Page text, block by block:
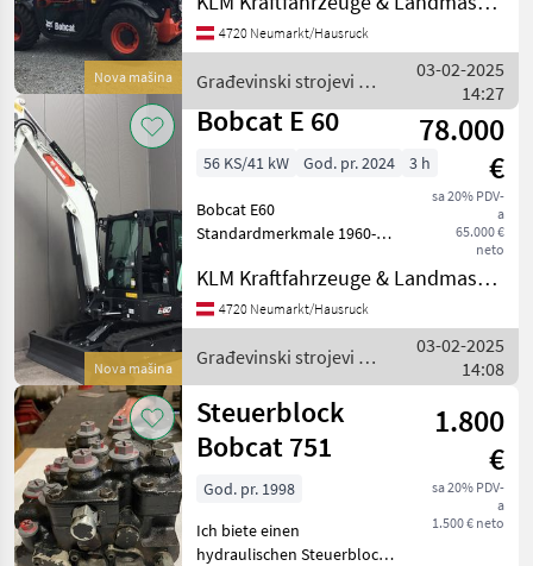
Nova mašina
Reifen – 400/55-17, 5" 149A8
A328 (HOHE
4720 Neumarkt/Hausruck
Građevinski strojevi /
Bobcat
03-02-2025
14:27
Nova mašina
Bobcat E 60
78.000
€
sa 20% PDV-
a
65.000 €
neto
56 KS/41 kW God. pr. 2024 3 h
Bobcat E60
Standardmerkmale 1960-
Gummiraupen 5-Zoll-
Display Automatische
Drehzahlregelung
Verstellbare doppelt
KLM Kraftfahrzeuge & Landmaschinen GmbH
4720 Neumarkt/Hausruck
Građevinski strojevi /
Bobcat
03-02-2025
14:08
Steuerblock
Bobcat 751
1.800
€
sa 20% PDV-
a
1.500 € neto
God. pr. 1998
Ich biete einen
hydraulischen Steuerblock,